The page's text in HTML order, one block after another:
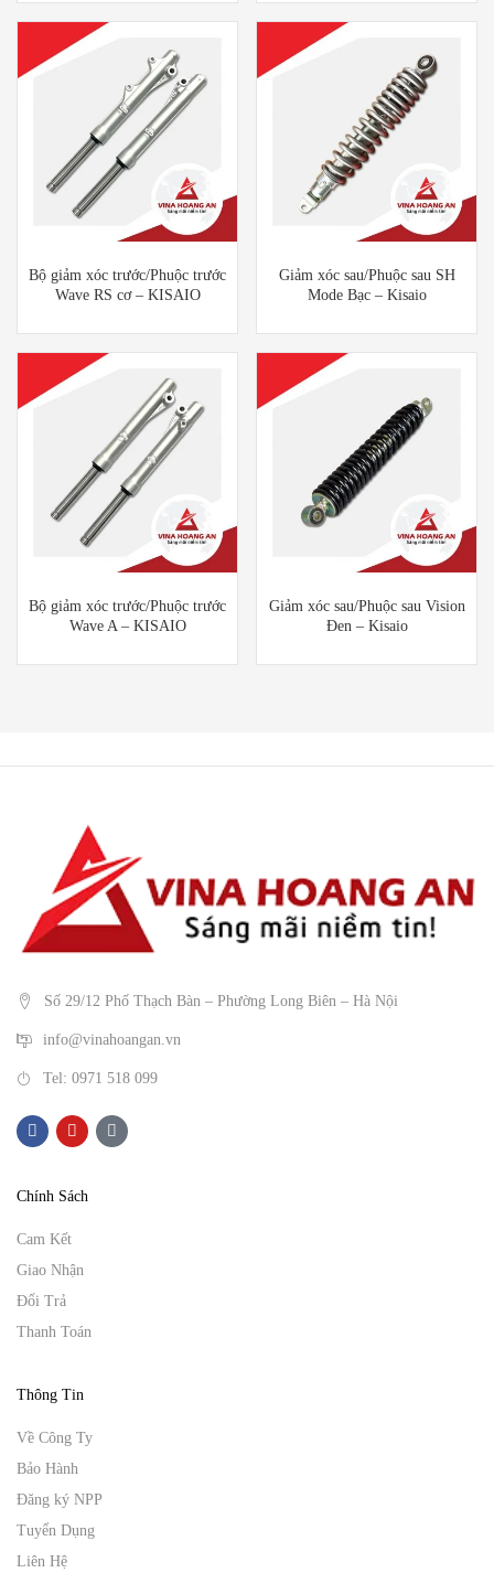
Bộ giảm xóc trước/Phuộc trước
Wave RS cơ – KISAIO
Giảm xóc sau/Phuộc sau SH
Mode Bạc – Kisaio
Bộ giảm xóc trước/Phuộc trước
Wave A – KISAIO
Giảm xóc sau/Phuộc sau Vision
Đen – Kisaio
Số 29/12 Phố Thạch Bàn – Phường Long Biên – Hà Nội
info@vinahoangan.vn
Tel: 0971 518 099
Chính Sách
Cam Kết
Giao Nhận
Đổi Trả
Thanh Toán
Thông Tin
Về Công Ty
Bảo Hành
Đăng ký NPP
Tuyển Dụng
Liên Hệ